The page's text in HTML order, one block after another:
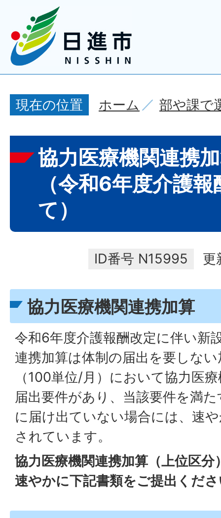
現在の位置 ホーム 部や課で
協力医療機関連携
（令和6年度介護
て）
ID番号 N15995 更
協力医療機関連携加算
令和6年度介護報酬改定に伴い新
連携加算は体制の届出を要しな
（100単位/月）において協力医
届出要件があり、当該要件を満
に届け出ていない場合には、速
されています。
協力医療機関連携加算（上位区分
速やかに下記書類をご提出くだ